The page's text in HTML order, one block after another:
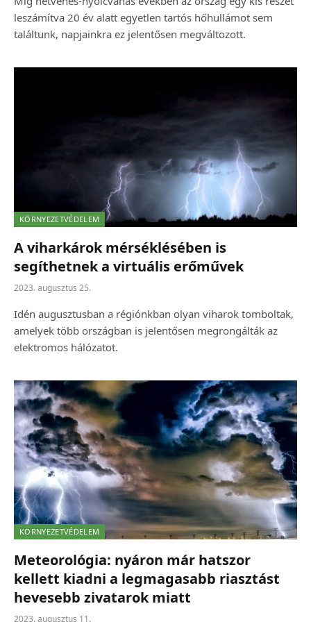
leszámítva 20 év alatt egyetlen tartós hőhullámot sem
találtunk, napjainkra ez jelentősen megváltozott.
KÖRNYEZETVÉDELEM
A viharkárok mérséklésében is
segíthetnek a virtuális erőművek
2023. augusztus 25.
Idén augusztusban a régiónkban olyan viharok tomboltak,
amelyek több országban is jelentősen megrongálták az
elektromos hálózatot.
KÖRNYEZETVÉDELEM
Meteorológia: nyáron már hatszor
kellett kiadni a legmagasabb riasztást
hevesebb zivatarok miatt
2023. augusztus 11.